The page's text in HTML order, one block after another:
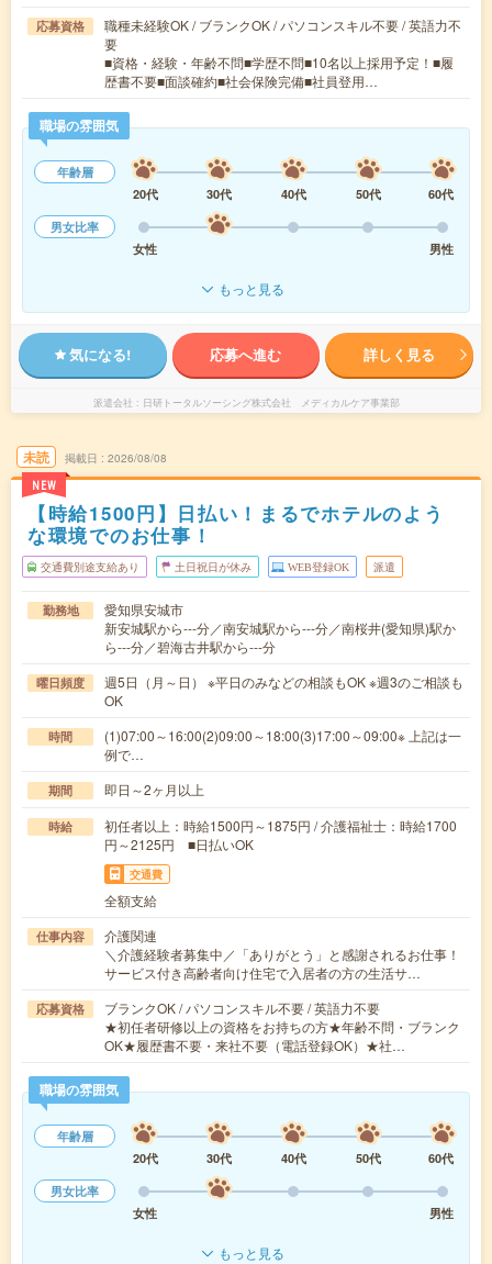
応募資格
職種未経験OK / ブランクOK / パソコンスキル不要 / 英語力不
要
■資格・経験・年齢不問■学歴不問■10名以上採用予定！■履
歴書不要■面談確約■社会保険完備■社員登用…
職場の雰囲気
年齢層
20代
30代 40代 50代
60代
男女比率
女性
男性
もっと見る
気になる! 応募へ進む 詳しく見る
派遣会社 日研トータルソーシング株式会社 メディカルケア事業部
未読
NEW
掲載日 2026/08/08
【時給1500円】日払い！まるでホテルのよう
な環境でのお仕事！
交通費別途支給あり 土日祝日が休み WEB登録OK 派遣
勤務地
愛知県安城市
新安城駅から---分／南安城駅から---分／南桜井(愛知県)駅か
ら---分／碧海古井駅から---分
曜日頻度
週5日（月～日） ※平日のみなどの相談もOK ※週3のご相談も
OK
時間
(1)07:00～16:00(2)09:00～18:00(3)17:00～09:00※ 上記は一
例で…
期間 即日～2ヶ月以上
時給
初任者以上：時給1500円～1875円 / 介護福祉士：時給1700
円～2125円 ■日払いOK
交通費
全額支給
仕事内容
介護関連
＼介護経験者募集中／「ありがとう」と感謝されるお仕事！
サービス付き高齢者向け住宅で入居者の方の生活サ…
応募資格
ブランクOK / パソコンスキル不要 / 英語力不要
★初任者研修以上の資格をお持ちの方★年齢不問・ブランク
OK★履歴書不要・来社不要（電話登録OK）★社…
職場の雰囲気
年齢層
20代
30代 40代 50代
60代
男女比率
女性
男性
もっと見る